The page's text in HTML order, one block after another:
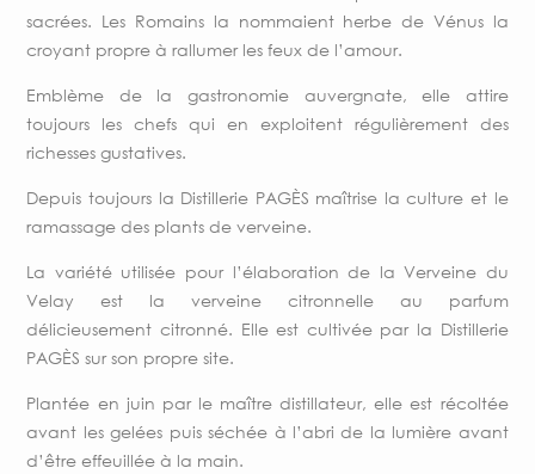
sacrées. Les Romains la nommaient herbe de Vénus la
croyant propre à rallumer les feux de l’amour.
Emblème de la gastronomie auvergnate, elle attire
toujours les chefs qui en exploitent régulièrement des
richesses gustatives.
Depuis toujours la Distillerie PAGÈS maîtrise la culture et le
ramassage des plants de verveine.
La variété utilisée pour l’élaboration de la Verveine du
Velay est la verveine citronnelle au parfum
délicieusement citronné. Elle est cultivée par la Distillerie
PAGÈS sur son propre site.
Plantée en juin par le maître distillateur, elle est récoltée
avant les gelées puis séchée à l’abri de la lumière avant
d’être effeuillée à la main.